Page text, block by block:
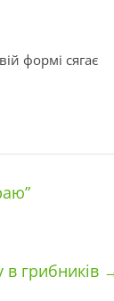
формі сягає
грибників